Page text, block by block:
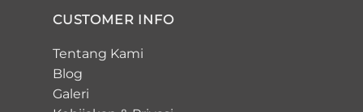
CUSTOMER INFO
Tentang Kami
Blog
Galeri